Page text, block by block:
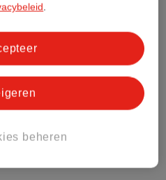
heeft (nog) geen Nature
.
beheren